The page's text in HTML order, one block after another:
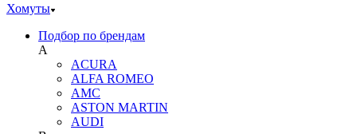
Хомуты
Подбор по брендам
A
ACURA
ALFA ROMEO
AMC
ASTON MARTIN
AUDI